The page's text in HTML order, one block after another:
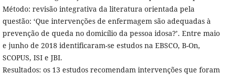
Método: revisão integrativa da literatura orientada pela
questão: ‘Que intervenções de enfermagem são adequadas à
prevenção de queda no domicílio da pessoa idosa?’. Entre maio
e junho de 2018 identificaram-se estudos na EBSCO, B-On,
SCOPUS, ISI e JBI.
Resultados: os 13 estudos recomendam intervenções que foram